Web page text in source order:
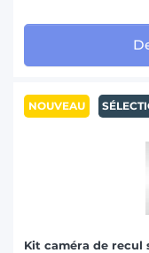
NOUVEAU
Kit caméra de recul